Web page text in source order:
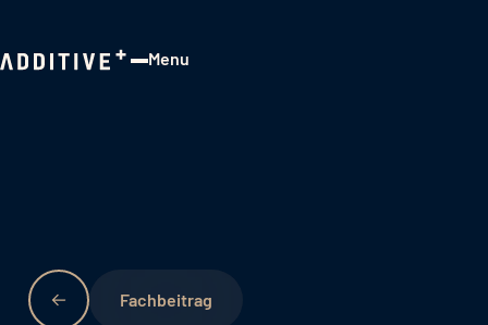
Menu
Fachbeitrag